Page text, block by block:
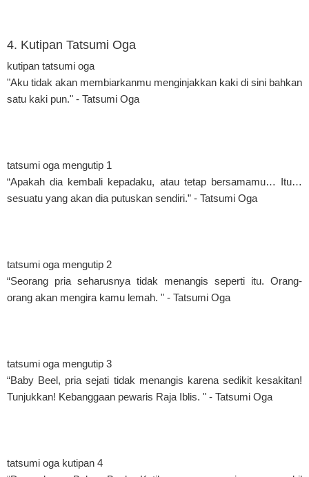
4. Kutipan Tatsumi Oga
kutipan tatsumi oga
"Aku tidak akan membiarkanmu menginjakkan kaki di sini bahkan
satu kaki pun." - Tatsumi Oga
tatsumi oga mengutip 1
“Apakah dia kembali kepadaku, atau tetap bersamamu… Itu…
sesuatu yang akan dia putuskan sendiri.” - Tatsumi Oga
tatsumi oga mengutip 2
“Seorang pria seharusnya tidak menangis seperti itu. Orang-
orang akan mengira kamu lemah. " - Tatsumi Oga
tatsumi oga mengutip 3
“Baby Beel, pria sejati tidak menangis karena sedikit kesakitan!
Tunjukkan! Kebanggaan pewaris Raja Iblis. " - Tatsumi Oga
tatsumi oga kutipan 4